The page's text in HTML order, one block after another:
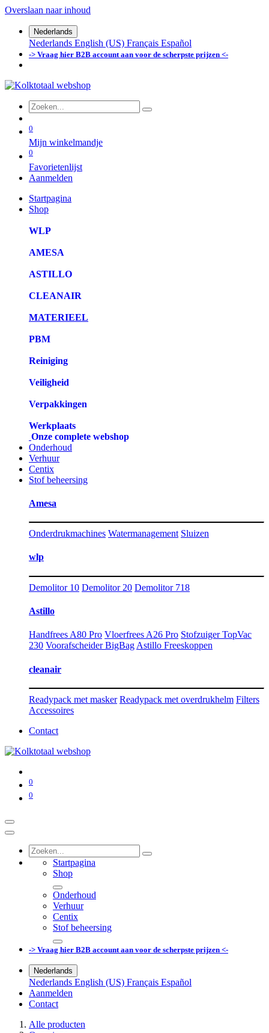
Overslaan naar inhoud
Nederlands
Nederlands English (US) Français Español
-> Vraag hier B2B account aan voor de scherpste prijzen <-
0
Mijn winkelmandje
0
Favorietenlijst
Aanmelden
Startpagina
Shop
WLP
AMESA
ASTILLO
CLEANAIR
MATERIEEL
PBM
Reiniging
Veiligheid
Verpakkingen
Werkplaats
Onze complete webshop
Onderhoud
Verhuur
Centix
Stof beheersing
Amesa
Onderdrukmachines Watermanagement Sluizen
wlp
Demolitor 10 Demolitor 20 Demolitor 718
Astillo
Handfrees A80 Pro Vloerfrees A26 Pro Stofzuiger TopVac
230 Voorafscheider BigBag Astillo Freeskoppen
cleanair
Readypack met masker Readypack met overdrukhelm Filters
Accessoires
Contact
0
0
Startpagina
Shop
Onderhoud
Verhuur
Centix
Stof beheersing
-> Vraag hier B2B account aan voor de scherpste prijzen <-
Nederlands
Nederlands English (US) Français Español
Aanmelden
Contact
Alle producten